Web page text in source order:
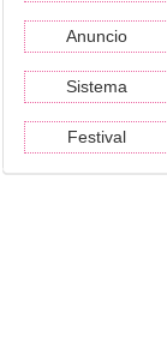
Anuncio
Sistema
Festival